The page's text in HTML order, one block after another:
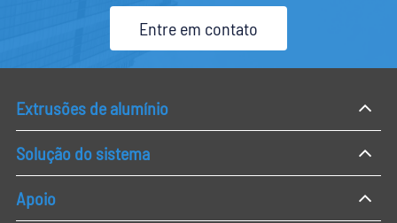
Entre em contato
Extrusões de alumínio
Solução do sistema
Apoio